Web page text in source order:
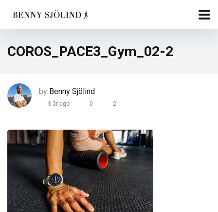
COROS_PACE3_Gym_02-2
by Benny Sjölind
3 år ago 0 2